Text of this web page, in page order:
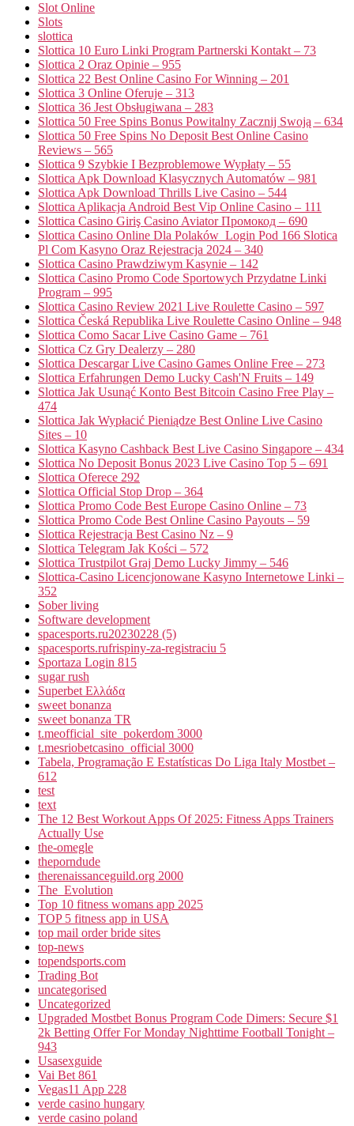
Slot Online
Slots
slottica
Slottica 10 Euro Linki Program Partnerski Kontakt – 73
Slottica 2 Oraz Opinie – 955
Slottica 22 Best Online Casino For Winning – 201
Slottica 3 Online Oferuje – 313
Slottica 36 Jest Obsługiwana – 283
Slottica 50 Free Spins Bonus Powitalny Zacznij Swoją – 634
Slottica 50 Free Spins No Deposit Best Online Casino
Reviews – 565
Slottica 9 Szybkie I Bezproblemowe Wypłaty – 55
Slottica Apk Download Klasycznych Automatów – 981
Slottica Apk Download Thrills Live Casino – 544
Slottica Aplikacja Android Best Vip Online Casino – 111
Slottica Casino Giriş Casino Aviator Промокод – 690
Slottica Casino Online Dla Polaków ️ Login Pod 166 Slotica
Pl Com Kasyno Oraz Rejestracja 2024 – 340
Slottica Casino Prawdziwym Kasynie – 142
Slottica Casino Promo Code Sportowych Przydatne Linki
Program – 995
Slottica Casino Review 2021 Live Roulette Casino – 597
Slottica Česká Republika Live Roulette Casino Online – 948
Slottica Como Sacar Live Casino Game – 761
Slottica Cz Gry Dealerzy – 280
Slottica Descargar Live Casino Games Online Free – 273
Slottica Erfahrungen Demo Lucky Cash'N Fruits – 149
Slottica Jak Usunąć Konto Best Bitcoin Casino Free Play –
474
Slottica Jak Wypłacić Pieniądze Best Online Live Casino
Sites – 10
Slottica Kasyno Cashback Best Live Casino Singapore – 434
Slottica No Deposit Bonus 2023 Live Casino Top 5 – 691
Slottica Oferece 292
Slottica Official Stop Drop – 364
Slottica Promo Code Best Europe Casino Online – 73
Slottica Promo Code Best Online Casino Payouts – 59
Slottica Rejestracja Best Casino Nz – 9
Slottica Telegram Jak Kości – 572
Slottica Trustpilot Graj Demo Lucky Jimmy – 546
Slottica-Casino Licencjonowane Kasyno Internetowe Linki –
352
Sober living
Software development
spacesports.ru20230228 (5)
spacesports.rufrispiny-za-registraciu 5
Sportaza Login 815
sugar rush
Superbet Ελλάδα
sweet bonanza
sweet bonanza TR
t.meofficial_site_pokerdom 3000
t.mesriobetcasino_official 3000
Tabela, Programação E Estatísticas Do Liga Italy Mostbet –
612
test
text
The 12 Best Workout Apps Of 2025: Fitness Apps Trainers
Actually Use
the-omegle
theporndude
therenaissanceguild.org 2000
The_Evolution
Top 10 fitness womans app 2025
TOP 5 fitness app in USA
top mail order bride sites
top-news
topendsports.com
Trading Bot
uncategorised
Uncategorized
Upgraded Mostbet Bonus Program Code Dimers: Secure $1
2k Betting Offer For Monday Nighttime Football Tonight –
943
Usasexguide
Vai Bet 861
Vegas11 App 228
verde casino hungary
verde casino poland